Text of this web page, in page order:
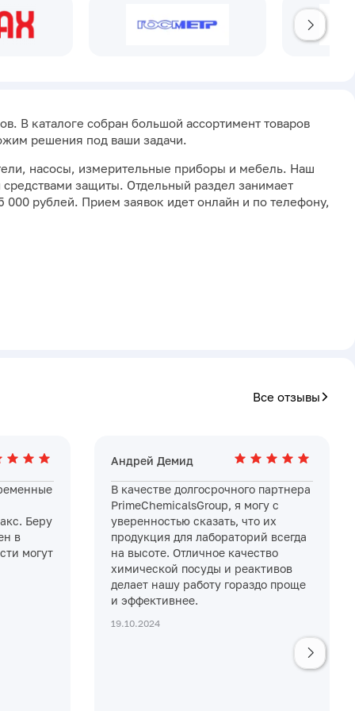
В каталоге собран большой ассортимент товаров
решения под ваши задачи.
насосы, измерительные приборы и мебель. Наш
защиты. Отдельный раздел занимает
рублей. Прием заявок идет онлайн и по телефону,
Все отзывы
Беру
в
могут
Андрей Демид
В качестве долгосрочного партнера
PrimeChemicalsGroup, я могу с
уверенностью сказать, что их
продукция для лабораторий всегда
на высоте. Отличное качество
химической посуды и реактивов
делает нашу работу гораздо проще
и эффективнее.
19.10.2024